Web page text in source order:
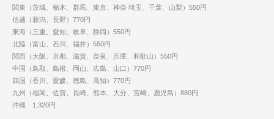
関東（茨城、栃木、群馬、東京、神奈 埼玉、千葉、山梨）550円
信越（新潟、長野）770円
東海（三重、愛知、岐阜、静岡）550円
北陸（富山、石川、福井）550円
関西（大阪、京都、滋賀、奈良、兵庫、和歌山）550円
中国（鳥取、島根、岡山、広島、山口）770円
四国（香川、愛媛、徳島、高知）770円
九州（福岡、佐賀、長崎、熊本、大分、宮崎、鹿児島）880円
沖縄 1,320円